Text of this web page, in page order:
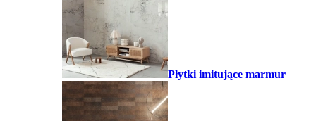
Płytki imitujące marmur